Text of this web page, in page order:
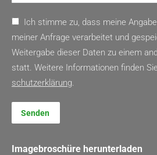
Ich stimme zu, dass meine
meiner Anfrage verarbeitet und
Weitergabe dieser Daten zu einem
statt. Weitere Informationen finden
schutz­erklärung.
Senden
Imagebroschüre herunterladen